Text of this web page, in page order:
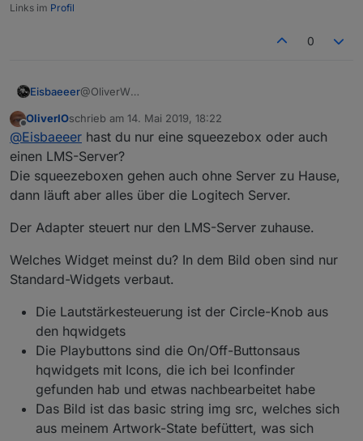
Links im Profil
0
Eisbaeeer@OliverW
Habe squeezebox zuhause. Werde das bei
Gelegenheit testen. Kannst du dein Widget für mich
exportieren?
Sieht gut aus, würde ich gerne bei mir einsetzen.
Gruß Eisbaeeer
Offline
OliverIOschrieb am 14. Mai 2019, 18:22
zuletzt editiert von
@Eisbaeeer hast du nur eine squeezebox oder auch
einen LMS-Server?
Die squeezeboxen gehen auch ohne Server zu Hause,
dann läuft aber alles über die Logitech Server.
Der Adapter steuert nur den LMS-Server zuhause.
Welches Widget meinst du? In dem Bild oben sind nur
Standard-Widgets verbaut.
Die Lautstärkesteuerung ist der Circle-Knob aus
den hqwidgets
Die Playbuttons sind die On/Off-Buttonsaus
hqwidgets mit Icons, die ich bei Iconfinder
gefunden hab und etwas nachbearbeitet habe
Das Bild ist das basic string img src, welches sich
aus meinem Artwork-State befüttert, was sich